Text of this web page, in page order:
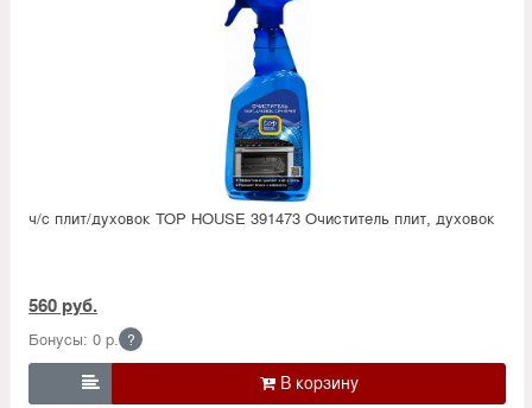
ч/с плит/духовок TOP HOUSE 391473 Очиститель плит, духовок
560 руб.
Бонусы: 0 р. ?
